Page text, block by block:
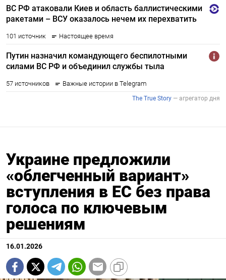
Украине предложили
«облегченный вариант»
вступления в ЕС без права
голоса по ключевым
решениям
16.01.2026